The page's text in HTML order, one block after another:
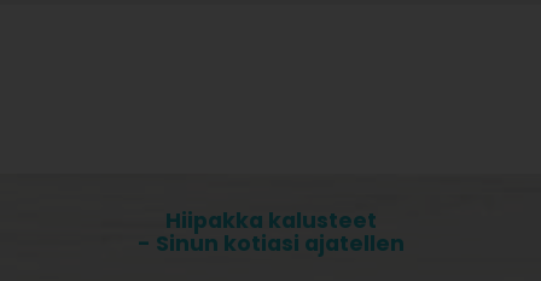
Hiipakka kalusteet
- Sinun kotiasi ajatellen